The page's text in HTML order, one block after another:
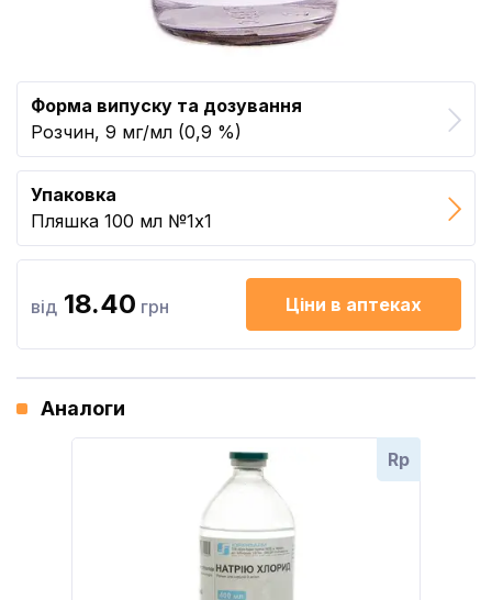
Форма випуску та дозування
Розчин, 9 мг/мл (0,9 %)
Упаковка
Пляшка 100 мл №1x1
від 18.40 грн Ціни в аптеках
Аналоги
Rp